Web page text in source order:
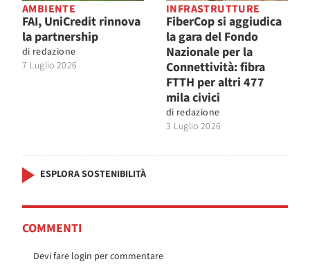
AMBIENTE
FAI, UniCredit rinnova
la partnership
di redazione
7 Luglio 2026
INFRASTRUTTURE
FiberCop si aggiudica
la gara del Fondo
Nazionale per la
Connettività: fibra
FTTH per altri 477
mila civici
di redazione
3 Luglio 2026
ESPLORA SOSTENIBILITÀ
COMMENTI
Devi fare login per commentare